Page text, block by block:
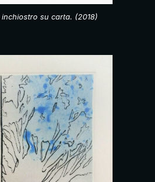
inchiostro su carta. (2018)